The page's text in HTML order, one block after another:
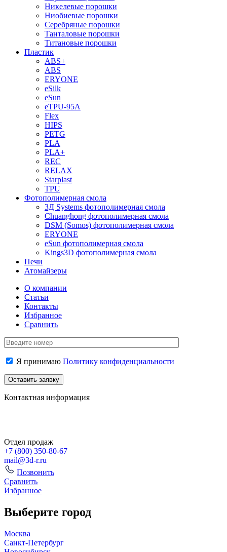
Никелевые порошки
Ниобиевые порошки
Серебряные порошки
Танталовые порошки
Титановые порошки
Пластик
ABS+
ABS
ERYONE
eSilk
eSun
eTPU-95A
Flex
HIPS
PETG
PLA
PLA+
REC
RELAX
Starplast
TPU
Фотополимерная смола
3Д Systems фотополимерная смола
Chuanghong фотополимерная смола
DSM (Somos) фотополимерная смола
ERYONE
eSun фотополимерная смола
Kings3D фотополимерная смола
Печи
Атомайзеры
О компании
Статьи
Контакты
Избранное
Сравнить
Я принимаю Политику конфиденциальности
Контактная информация
Отдел продаж
+7 (800) 350-80-67
mail@3d-r.ru
Позвонить
Сравнить
Избранное
Выберите город
Москва
Санкт-Петербург